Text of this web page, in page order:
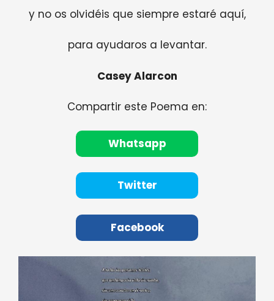
y no os olvidéis que siempre estaré aquí,
para ayudaros a levantar.
Casey Alarcon
Compartir este Poema en:
Whatsapp
Twitter
Facebook